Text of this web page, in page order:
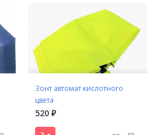
Зонт автомат кислотного
цвета
520 ₽